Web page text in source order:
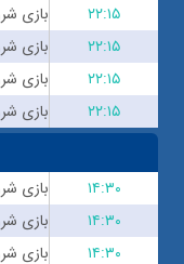
۲۲:۱۵
۲۲:۱۵
۲۲:۱۵
۲۲:۱۵
۱۴:۳۰
۱۴:۳۰
۱۴:۳۰